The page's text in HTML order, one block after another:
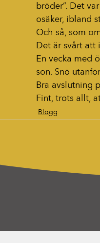
bröder”. Det
osäker, ibland
Och så, som
Det är svårt att
En vecka med
son. Snö
Bra avslutning
Fint, trots allt,
Blogg